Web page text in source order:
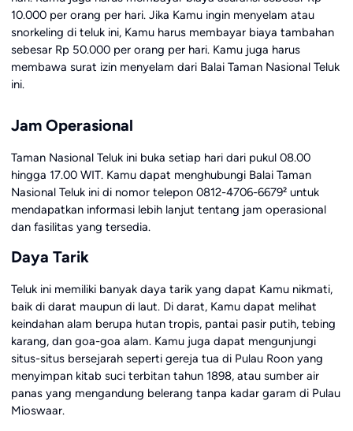
10.000 per orang per hari. Jika Kamu ingin menyelam atau
snorkeling di teluk ini, Kamu harus membayar biaya tambahan
sebesar Rp 50.000 per orang per hari. Kamu juga harus
membawa surat izin menyelam dari Balai Taman Nasional Teluk
ini.
Jam Operasional
Taman Nasional Teluk ini buka setiap hari dari pukul 08.00
hingga 17.00 WIT. Kamu dapat menghubungi Balai Taman
Nasional Teluk ini di nomor telepon 0812-4706-6679² untuk
mendapatkan informasi lebih lanjut tentang jam operasional
dan fasilitas yang tersedia.
Daya Tarik
Teluk ini memiliki banyak daya tarik yang dapat Kamu nikmati,
baik di darat maupun di laut. Di darat, Kamu dapat melihat
keindahan alam berupa hutan tropis, pantai pasir putih, tebing
karang, dan goa-goa alam. Kamu juga dapat mengunjungi
situs-situs bersejarah seperti gereja tua di Pulau Roon yang
menyimpan kitab suci terbitan tahun 1898, atau sumber air
panas yang mengandung belerang tanpa kadar garam di Pulau
Mioswaar.